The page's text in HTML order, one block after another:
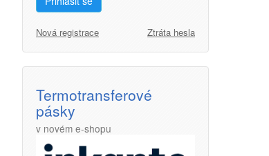
Nová registrace Ztráta hesla
Termotransferové
pásky
v novém e-shopu